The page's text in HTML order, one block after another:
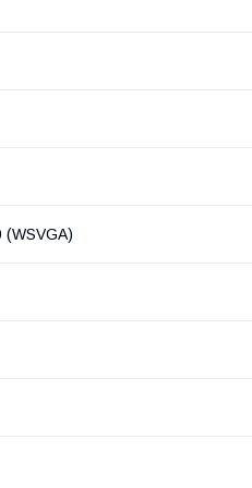
(WSVGA)